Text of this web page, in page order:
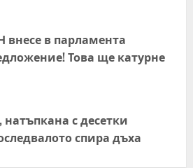
в парламента
Това ще катурне
с десетки
спира дъха